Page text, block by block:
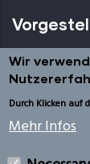
Wir
Durch Klicken auf
Mehr Infos